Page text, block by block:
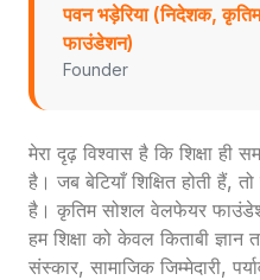
पवन भड़ेरिया (निदेशक,
फाउंडेशन)
Founder
मेरा दृढ़ विश्वास है कि शिक्षा ही
है। जब बेटियाँ शिक्षित होती हैं,
है। कृतिम सोशल वेलफेयर
हम शिक्षा को केवल किताबी
संस्कार, सामाजिक जिम्मेदारी,